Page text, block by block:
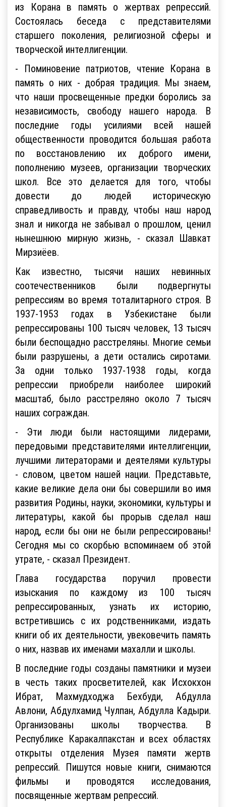
из Корана в память о жертвах репрессий.
Состоялась беседа с представителями
старшего поколения, религиозной сферы и
творческой интеллигенции.
- Поминовение патриотов, чтение Корана в
память о них - добрая традиция. Мы знаем,
что наши просвещенные предки боролись за
независимость, свободу нашего народа. В
последние годы усилиями всей нашей
общественности проводится большая работа
по восстановлению их доброго имени,
пополнению музеев, организации творческих
школ. Все это делается для того, чтобы
довести до людей историческую
справедливость и правду, чтобы наш народ
знал и никогда не забывал о прошлом, ценил
нынешнюю мирную жизнь, - сказал Шавкат
Мирзиёев.
Как известно, тысячи наших невинных
соотечественников были подвергнуты
репрессиям во время тоталитарного строя. В
1937-1953 годах в Узбекистане были
репрессированы 100 тысяч человек, 13 тысяч
были беспощадно расстреляны. Многие семьи
были разрушены, а дети остались сиротами.
За одни только 1937-1938 годы, когда
репрессии приобрели наиболее широкий
масштаб, было расстреляно около 7 тысяч
наших сограждан.
- Эти люди были настоящими лидерами,
передовыми представителями интеллигенции,
лучшими литераторами и деятелями культуры
- словом, цветом нашей нации. Представьте,
какие великие дела они бы совершили во имя
развития Родины, науки, экономики, культуры и
литературы, какой бы прорыв сделал наш
народ, если бы они не были репрессированы!
Сегодня мы со скорбью вспоминаем об этой
утрате, - сказал Президент.
Глава государства поручил провести
изыскания по каждому из 100 тысяч
репрессированных, узнать их историю,
встретившись с их родственниками, издать
книги об их деятельности, увековечить память
о них, назвав их именами махалли и школы.
В последние годы созданы памятники и музеи
в честь таких просветителей, как Исхокхон
Ибрат, Махмудходжа Бехбуди, Абдулла
Авлони, Абдулхамид Чулпан, Абдулла Кадыри.
Организованы школы творчества. В
Республике Каракалпакстан и всех областях
открыты отделения Музея памяти жертв
репрессий. Пишутся новые книги, снимаются
фильмы и проводятся исследования,
посвященные жертвам репрессий.